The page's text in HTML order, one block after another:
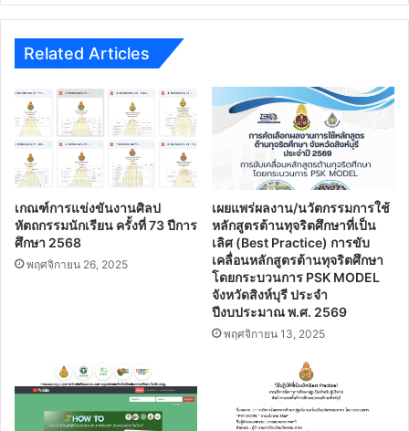
เปิด
ออนไลน์
เนื่อง
งาน
วันครู
ครั้ง
65
พ.ศ.
2564
นับ
ชั่วโมง
Related Articles
เกณฑ์การแข่งขันงานศิลป
หัตถกรรมนักเรียน ครั้งที่ 73 ปีการ
ศึกษา 2568
พฤศจิกายน 26, 2025
เผยแพร่ผลงาน/นวัตกรรมการใช้
หลักสูตรต้านทุจริตศึกษาที่เป็น
เลิศ (Best Practice) การขับ
เคลื่อนหลักสูตรต้านทุจริตศึกษา
โดยกระบวนการ PSK MODEL
จังหวัดสิงห์บุรี ประจํา
ปีงบประมาณ พ.ศ. 2569
พฤศจิกายน 13, 2025